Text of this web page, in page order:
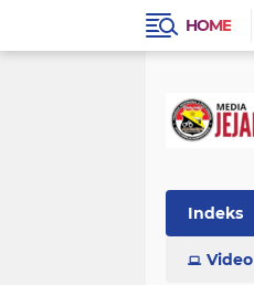
HOME
Indeks
Prestasi
Video